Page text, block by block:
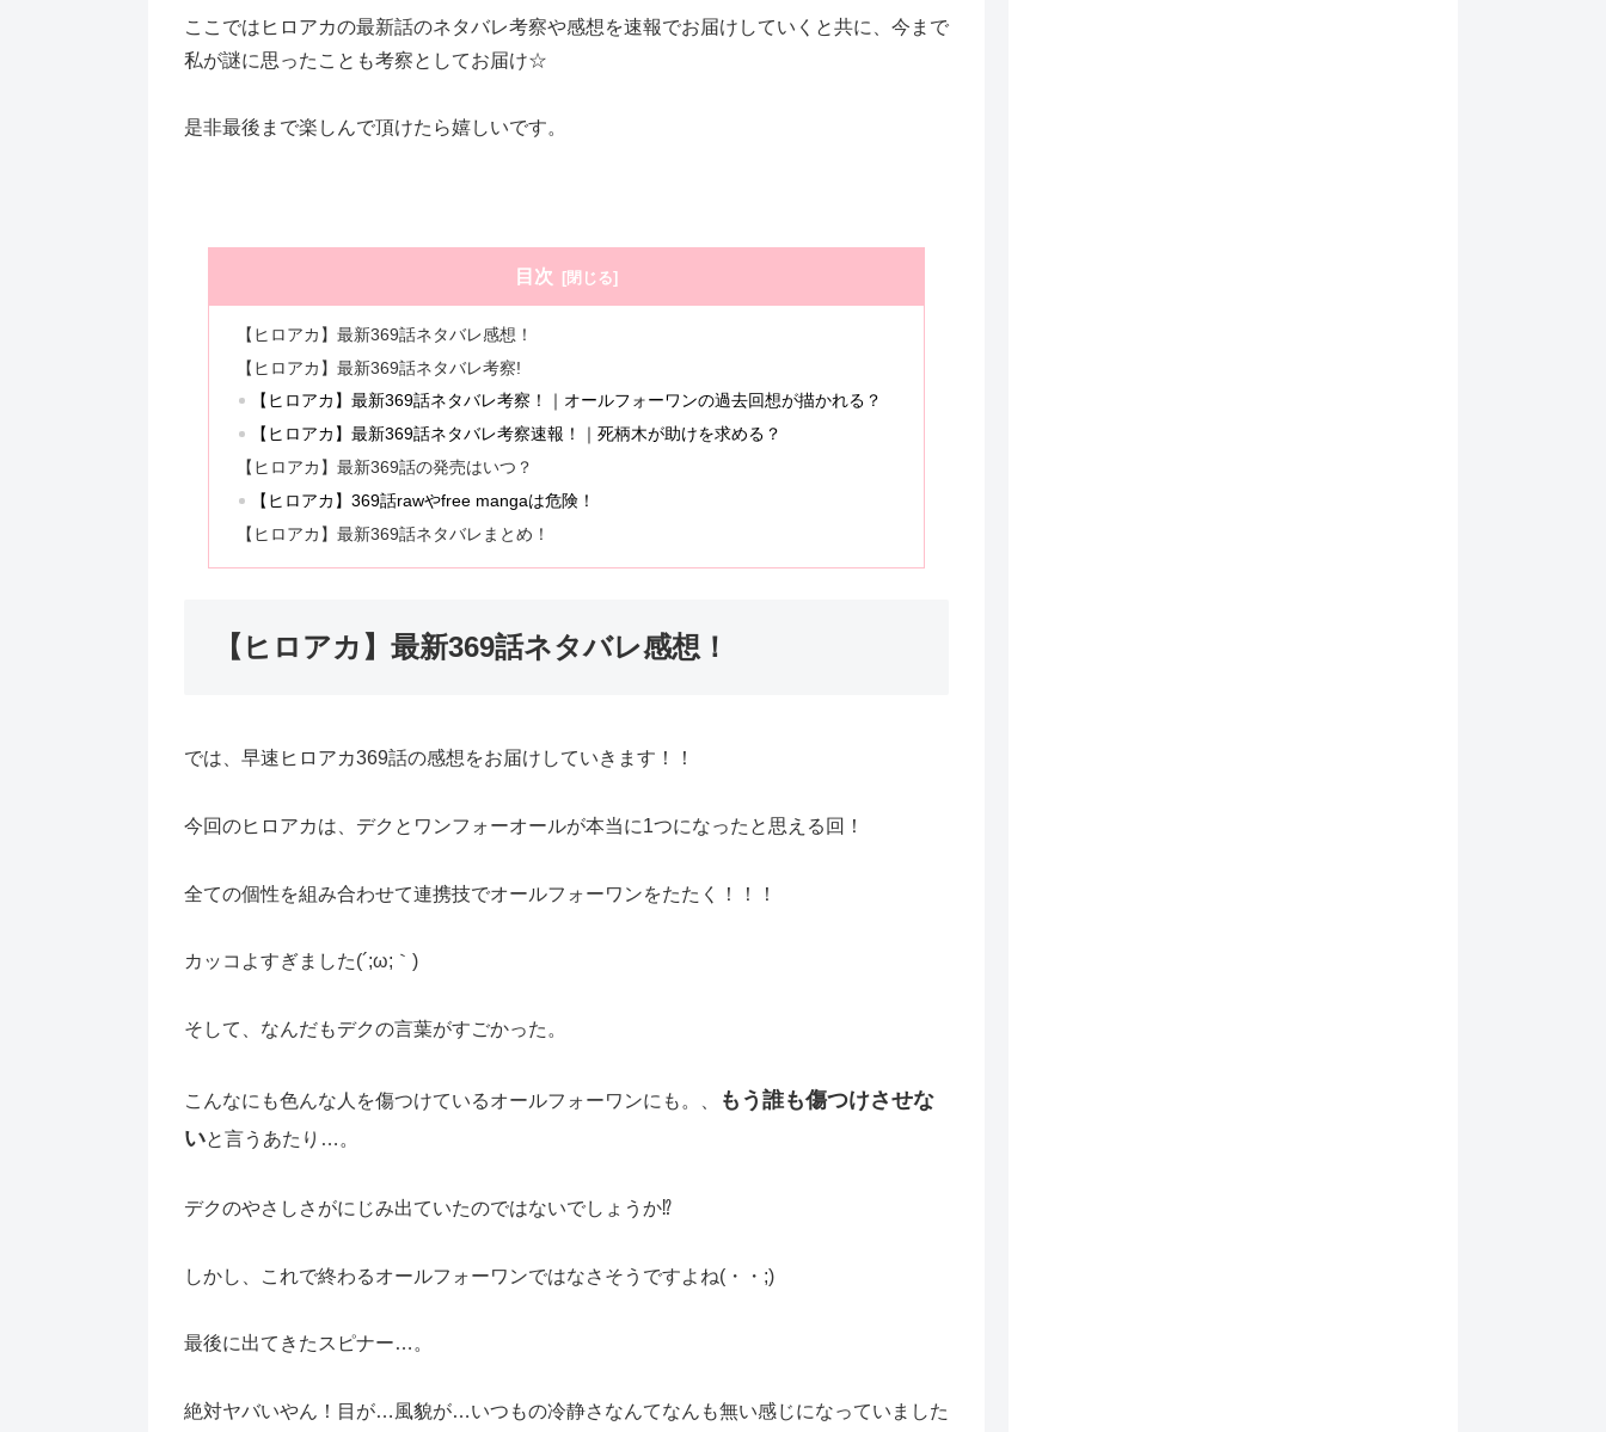
ここではヒロアカの最新話のネタバレ考察や感想を速報でお届けしていくと共に、今まで
私が謎に思ったことも考察としてお届け☆
是非最後まで楽しんで頂けたら嬉しいです。
目次
【ヒロアカ】最新369話ネタバレ感想！
【ヒロアカ】最新369話ネタバレ考察!
【ヒロアカ】最新369話ネタバレ考察！｜オールフォーワンの過去回想が描かれる？
【ヒロアカ】最新369話ネタバレ考察速報！｜死柄木が助けを求める？
【ヒロアカ】最新369話の発売はいつ？
【ヒロアカ】369話rawやfree mangaは危険！
【ヒロアカ】最新369話ネタバレまとめ！
【ヒロアカ】最新369話ネタバレ感想！
では、早速ヒロアカ369話の感想をお届けしていきます！！
今回のヒロアカは、デクとワンフォーオールが本当に1つになったと思える回！
全ての個性を組み合わせて連携技でオールフォーワンをたたく！！！
カッコよすぎました(´;ω;｀)
そして、なんだもデクの言葉がすごかった。
こんなにも色んな人を傷つけているオールフォーワンにも。、
もう誰も傷つけさせな
いと言うあたり…。
デクのやさしさがにじみ出ていたのではないでしょうか⁉
しかし、これで終わるオールフォーワンではなさそうですよね(・・;)
最後に出てきたスピナー…。
絶対ヤバいやん！目が…風貌が…いつもの冷静さなんてなんも無い感じになっていました